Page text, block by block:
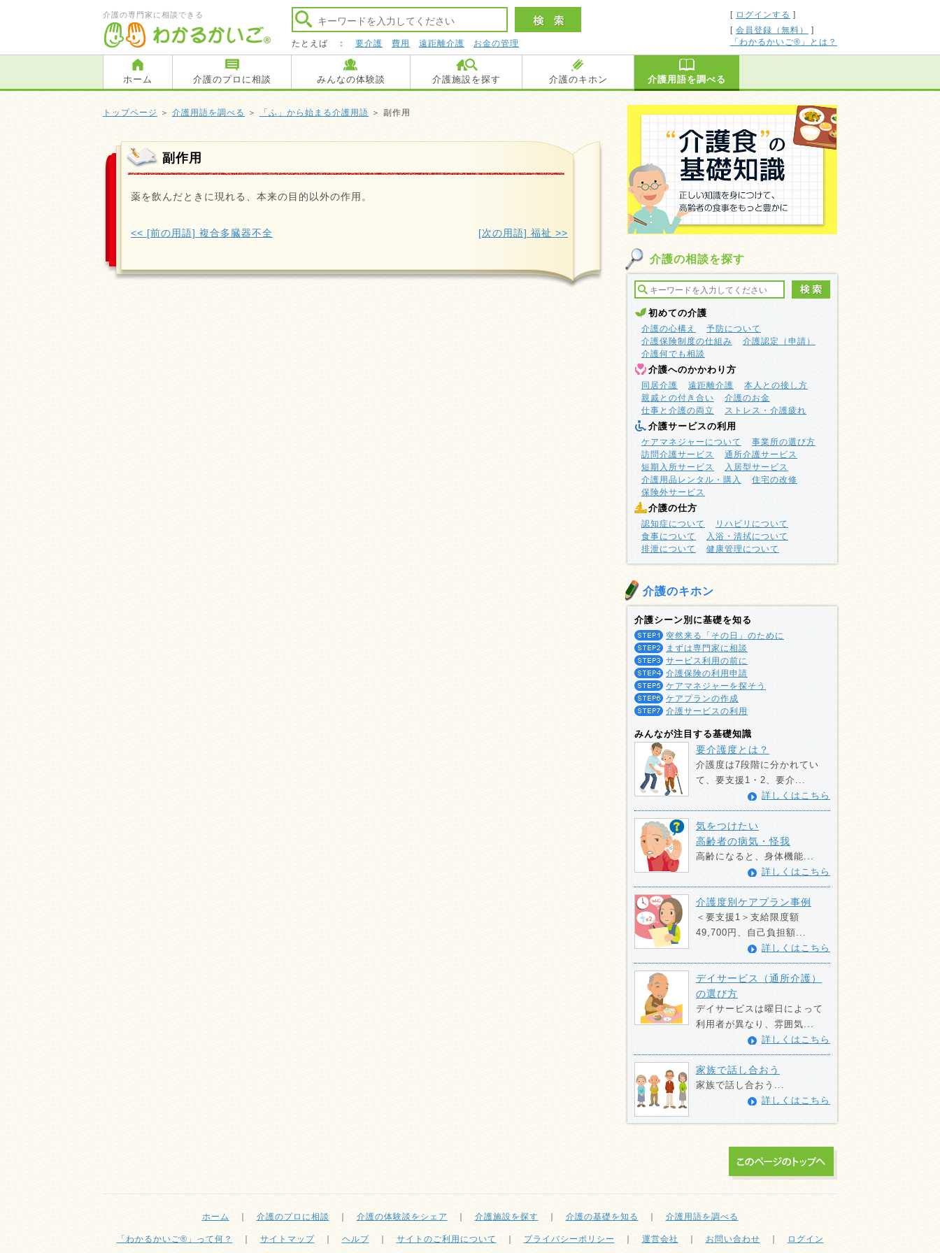
介護の専門家に相談できる
たとえば ： 要介護 費用 遠距離介護 お金の管理
[ ログインする ]
[ 会員登録（無料）
]
「わかるかいご®」とは？
ホーム 介護のプロに相談 みんなの体験談 介護施設を探す 介護のキホン 介護用語を調べる
トップページ ＞ 介護用語を調べる ＞ 「ふ」から始まる介護用語 ＞ 副作用
副作用
薬を飲んだときに現れる、本来の目的以外の作用。
<< [前の用語] 複合多臓器不全 [次の用語] 福祉 >>
介護の相談を探す
初めての介護
介護の心構え
予防について
介護保険制度の仕組み
介護認定（申請）
介護何でも相談
介護へのかかわり方
同居介護 遠距離介護
本人との接し方
親戚との付き合い
介護のお金
仕事と介護の両立
ストレス・介護疲れ
介護サービスの利用
ケアマネジャーについて
事業所の選び方
訪問介護サービス
通所介護サービス
短期入所サービス
入居型サービス
介護用品レンタル・購入
住宅の改修
保険外サービス
介護の仕方
認知症について
リハビリについて
食事について
入浴・清拭について
排泄について
健康管理について
介護のキホン
介護シーン別に基礎を知る
突然来る「その日」のために
まずは専門家に相談
サービス利用の前に
介護保険の利用申請
ケアマネジャーを探そう
ケアプランの作成
介護サービスの利用
みんなが注目する基礎知識
要介護度とは？
介護度は7段階に分かれてい
て、要支援1・2、要介...
詳しくはこちら
気をつけたい
高齢者の病気・怪我
高齢になると、身体機能...
詳しくはこちら
介護度別ケアプラン事例
＜要支援1＞支給限度額
49,700円、自己負担額...
詳しくはこちら
デイサービス（通所介護）
の選び方
デイサービスは曜日によって
利用者が異なり、雰囲気...
詳しくはこちら
家族で話し合おう
家族で話し合おう...
詳しくはこちら
ホーム 介護のプロに相談 介護の体験談をシェア 介護施設を探す 介護の基礎を知る 介護用語を調べる
「わかるかいご®」って何？ サイトマップ｜ ヘルプ｜ サイトのご利用について プライバシーポリシー 運営会社 お問い合わせ ログイン